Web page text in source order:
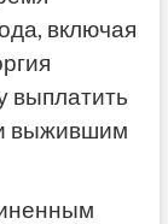
включая
выплатить
выжившим